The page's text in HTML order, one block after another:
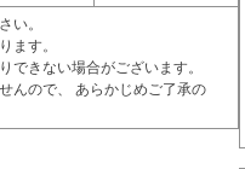
い。
ます。
きない場合がございます。
んので、 あらかじめご了承の